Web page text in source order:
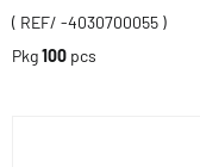
( REF/ -4030700055 )
Pkg100 pcs